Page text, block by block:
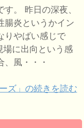
。 昨日の深夜、
腸炎というかイン
りやばい感じで
場に出向という感
、風・・・
ズ」の続きを読む